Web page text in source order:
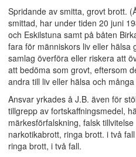
Spridande av smitta, grovt brott.
smittad, har under tiden 20 juni
och Eskilstuna samt på båten
fara för människors liv eller hälsa
samlag överföra eller riskera att
att bedöma som grovt, eftersom
andra till liv eller hälsa och
Ansvar yrkades å J.B. även för
tillgrepp av fortskaffningsmedel,
märkesförfalskning, falsk
narkotikabrott, ringa brott. i två
ringa brott, i två fall.